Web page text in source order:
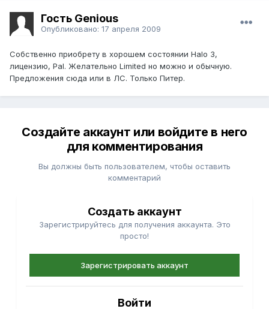
Гость Genious
Опубликовано: 17 апреля 2009
Собственно приобрету в хорошем состоянии Halo 3,
лицензию, Pal. Желательно Limited но можно и обычную.
Предложения сюда или в ЛС. Только Питер.
Создайте аккаунт или войдите в него
для комментирования
Вы должны быть пользователем, чтобы оставить
комментарий
Создать аккаунт
Зарегистрируйтесь для получения аккаунта. Это
просто!
Зарегистрировать аккаунт
Войти